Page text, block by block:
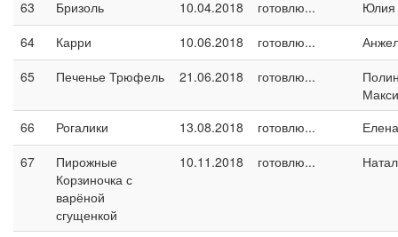
63
Бризоль 10.04.2018 готовлю...
Юлия
64
Карри 10.06.2018 готовлю...
65
Печенье Трюфель 21.06.2018 готовлю...
66
Рогалики 13.08.2018 готовлю...
67
Пирожные
Корзиночка с
варёной
сгущенкой
10.11.2018 готовлю...